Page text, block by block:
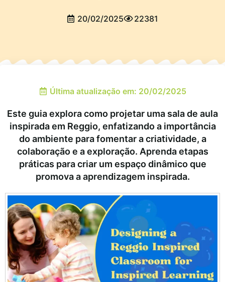
20/02/2025 22381
Última atualização em: 20/02/2025
Este guia explora como projetar uma sala de aula
inspirada em Reggio, enfatizando a importância
do ambiente para fomentar a criatividade, a
colaboração e a exploração. Aprenda etapas
práticas para criar um espaço dinâmico que
promova a aprendizagem inspirada.